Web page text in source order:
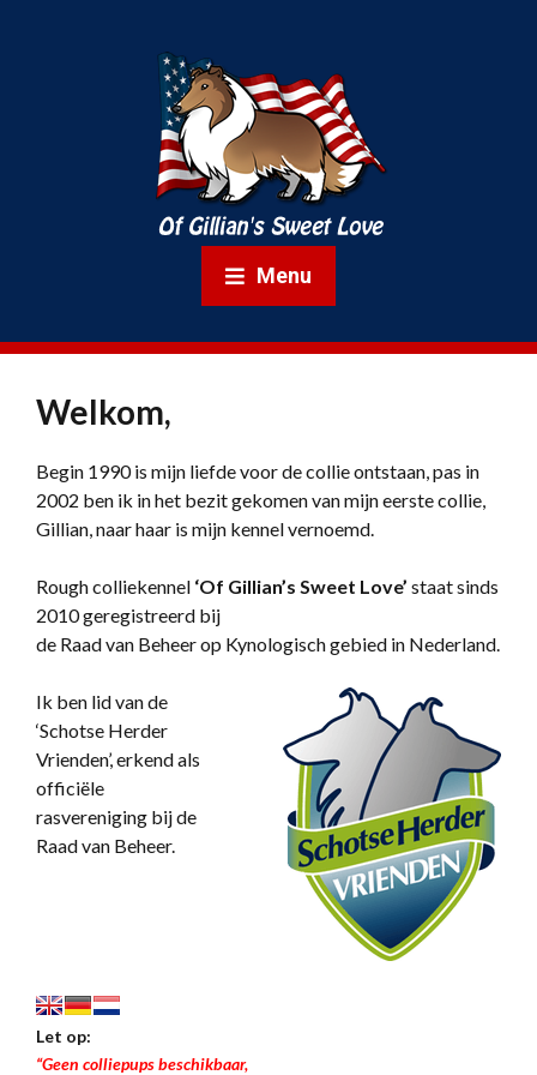
Menu
Welkom,
Begin 1990 is mijn liefde voor de collie ontstaan, pas in
2002 ben ik in het bezit gekomen van mijn eerste collie,
Gillian, naar haar is mijn kennel vernoemd.
Rough colliekennel ‘Of Gillian’s Sweet Love’ staat sinds
2010 geregistreerd bij
de Raad van Beheer op Kynologisch gebied in Nederland.
Ik ben lid van de
‘Schotse Herder
Vrienden’, erkend als
officiële
rasvereniging bij de
Raad van Beheer.
Let op:
“Geen colliepups beschikbaar,